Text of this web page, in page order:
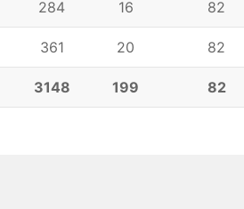
284 16 82
361 20 82
3148 199 82